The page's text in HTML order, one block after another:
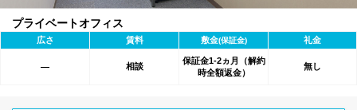
プライベートオフィス
広さ 賃料 敷金(保証金) 礼金
― 相談
保証金1-2ヵ月（解約
時全額返金）
無し